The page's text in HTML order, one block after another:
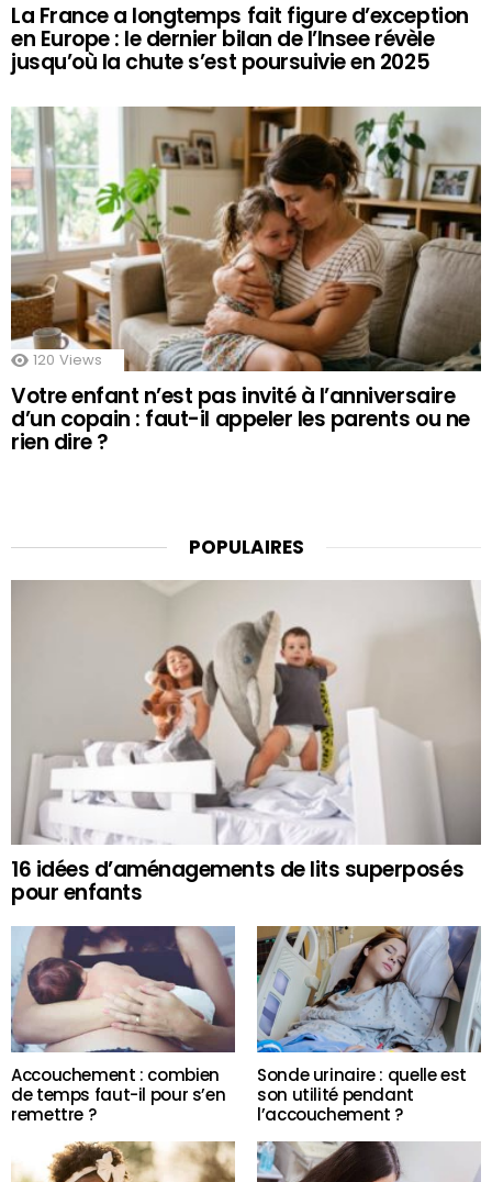
La France a longtemps fait figure d’exception
en Europe : le dernier bilan de l’Insee révèle
jusqu’où la chute s’est poursuivie en 2025
120 Views
Votre enfant n’est pas invité à l’anniversaire
d’un copain : faut-il appeler les parents ou ne
rien dire ?
POPULAIRES
16 idées d’aménagements de lits superposés
pour enfants
Accouchement : combien
de temps faut-il pour s’en
remettre ?
Sonde urinaire : quelle est
son utilité pendant
l’accouchement ?